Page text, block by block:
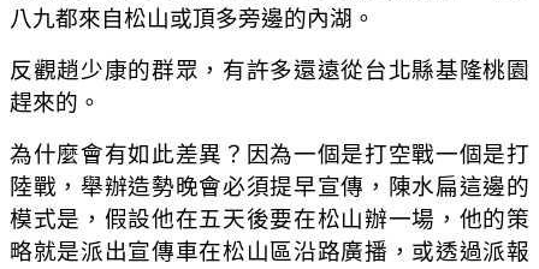
八九都來自松山或頂多旁邊的內湖。
反觀趙少康的群眾，有許多還遠從台北縣基隆桃園
趕來的。
為什麼會有如此差異？因為一個是打空戰一個是打
陸戰，舉辦造勢晚會必須提早宣傳，陳水扁這邊的
模式是，假設他在五天後要在松山辦一場，他的策
略就是派出宣傳車在松山區沿路廣播，或透過派報